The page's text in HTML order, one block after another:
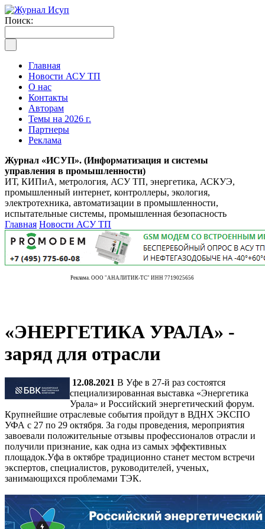
Поиск:
Главная
Новости АСУ ТП
О нас
Контакты
Авторам
Темы на 2026 г.
Партнеры
Реклама
Журнал «ИСУП». (Информатизация и системы
управления в промышленности)
ИТ, КИПиА, метрология, АСУ ТП, энергетика, АСКУЭ,
промышленный интернет, контроллеры, экология,
электротехника, автоматизации в промышленности,
испытательные системы, промышленная безопасность
Главная Новости АСУ ТП
Реклама. ООО "АНАЛИТИК-ТС" ИНН 7719025656
«ЭНЕРГЕТИКА УРАЛА» -
заряд для отрасли
12.08.2021 В Уфе в 27-й раз состоятся
специализированная выставка «Энергетика
Урала» и Российский энергетический форум.
Крупнейшие отраслевые события пройдут в ВДНХ ЭКСПО
УФА с 27 по 29 октября. За годы проведения, мероприятия
завоевали положительные отзывы профессионалов отрасли и
получили признание, как одна из самых эффективных
площадок.Уфа в октябре традиционно станет местом встречи
экспертов, специалистов, руководителей, ученых,
занимающихся проблемами ТЭК.